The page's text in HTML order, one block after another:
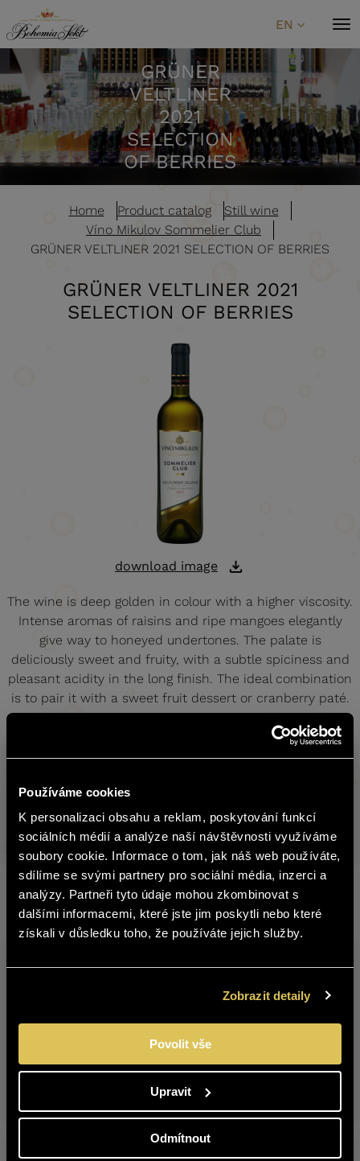
Používáme cookies
K personalizaci obsahu a reklam, poskytování funkcí
sociálních médií a analýze naší návštěvnosti využíváme
soubory cookie. Informace o tom, jak náš web používáte,
sdílíme se svými partnery pro sociální média, inzerci a
analýzy. Partneři tyto údaje mohou zkombinovat s
dalšími informacemi, které jste jim poskytli nebo které
získali v důsledku toho, že používáte jejich služby.
Zobrazit detaily
Povolit vše
Upravit
Odmítnout
Skip to content
EN
GRÜNER
VELTLINER
2021
SELECTION
OF BERRIES
Home Product catalog
Still wine
Víno Mikulov Sommelier Club
GRÜNER VELTLINER 2021 SELECTION OF BERRIES
GRÜNER VELTLINER 2021
SELECTION OF BERRIES
download image
The wine is deep golden in colour with a higher viscosity.
Intense aromas of raisins and ripe mangoes elegantly
give way to honeyed undertones. The palate is
deliciously sweet and fruity, with a subtle spiciness and
pleasant acidity in the long finish. The ideal combination
is to pair it with a sweet fruit dessert or cranberry paté.
GRÜNER VELTLINER 2021 SELECTION
OF BERRIES
5304121
Other products from this brand
BLAUFRÄNKISCH
2021 LATE HARVEST
BLAUFRÄNKISCH
2023 LATE HARVEST
čeština
The content of BOHEMIA SEKT website
is not suitable for people under 18
years of age.
NO